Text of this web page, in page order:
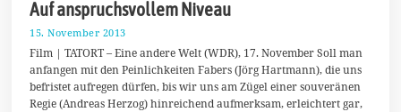
Auf anspruchsvollem Niveau
15. November 2013
F
e
b
r
Film | TATORT – Eine andere Welt (WDR), 17. November Soll man
anfangen mit den Peinlichkeiten Fabers (Jörg Hartmann), die uns
befristet aufregen dürfen, bis wir uns am Zügel einer souveränen
Regie (Andreas Herzog) hinreichend aufmerksam, erleichtert gar,